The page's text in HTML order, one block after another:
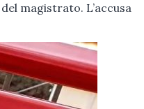
magistrato. L’accusa